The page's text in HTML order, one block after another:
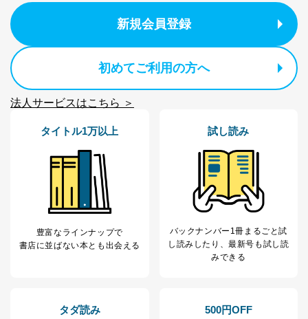
し付けください。開示等の求めに際して提出していただ
く書面等については、その際にご案内いたします。
■電話による場合
TEL:0570-200-223
受付時間：10:00～17:00（土、日、祝、年末年始休業）
■電子メールによる場合
cs@fujisan.co.jp
B.開示等の対応に際して、以下記載の項目のうち2項目
以上での本人確認を実施させていただきます。
商品を購入された個人のお客様：氏名、住所、電話番
号、顧客番号、メールアドレス
商品を購入された法人のお客様：氏名、会社名、部署
名、会社住所、電話番号、顧客番号、メールアドレス
採用に応募された方：氏名、住所、所属学校（会社）
新規会員登録
初めてご利用の方へ
法人サービスはこちら ＞
タイトル1万以上
豊富なラインナップで
書店に並ばない本とも出会える
試し読み
バックナンバー1冊まるごと試
し読み したり、最新号も試し読
みできる
タダ読み 500円OFF